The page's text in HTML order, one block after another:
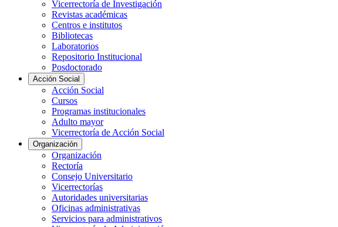
Vicerrectoría de Investigación
Revistas académicas
Centros e institutos
Bibliotecas
Laboratorios
Repositorio Institucional
Posdoctorado
Acción Social
Acción Social
Cursos
Programas institucionales
Adulto mayor
Vicerrectoría de Acción Social
Organización
Organización
Rectoría
Consejo Universitario
Vicerrectorías
Autoridades universitarias
Oficinas administrativas
Servicios para administrativos